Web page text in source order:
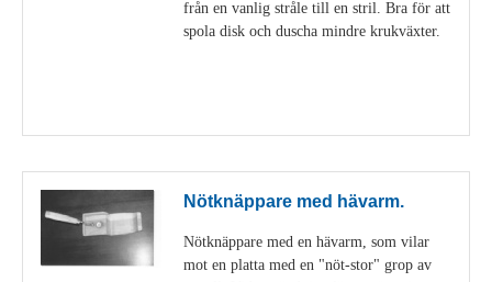
från en vanlig stråle till en stril. Bra för att
spola disk och duscha mindre krukväxter.
Nötknäppare med hävarm.
Nötknäppare med en hävarm, som vilar
mot en platta med en "nöt-stor" grop av